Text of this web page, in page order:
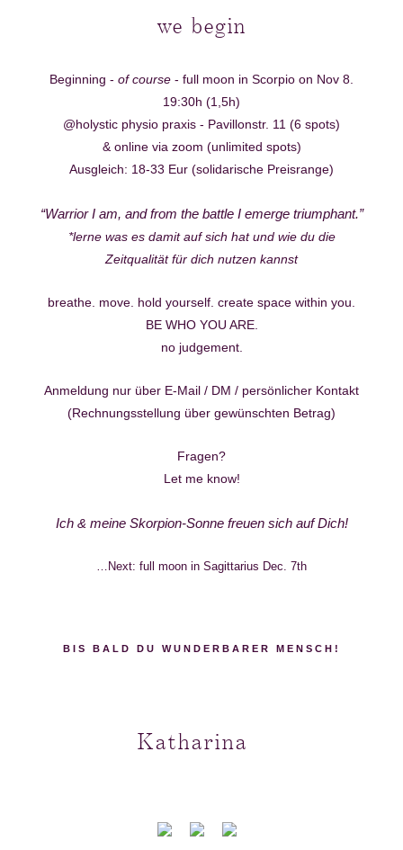
we begin
Beginning - of course - full moon in Scorpio on Nov 8.
19:30h (1,5h)
@holystic physio praxis - Pavillonstr. 11 (6 spots)
& online via zoom (unlimited spots)
Ausgleich: 18-33 Eur (solidarische Preisrange)
“Warrior I am, and from the battle I emerge triumphant.”
*lerne was es damit auf sich hat und wie du die
Zeitqualität für dich nutzen kannst
breathe. move. hold yourself. create space within you.
BE WHO YOU ARE.
no judgement.
Anmeldung nur über E-Mail / DM / persönlicher Kontakt
(Rechnungsstellung über gewünschten Betrag)
Fragen?
Let me know!
Ich & meine Skorpion-Sonne freuen sich auf Dich!
…Next: full moon in Sagittarius Dec. 7th
BIS BALD DU WUNDERBARER MENSCH!
Katharina